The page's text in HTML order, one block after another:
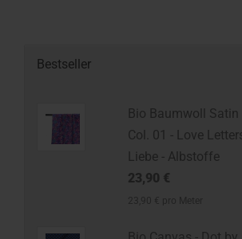
Bestseller
Bio Baumwoll Satin
Col. 01 - Love
Liebe - Albstoffe
23,90 €